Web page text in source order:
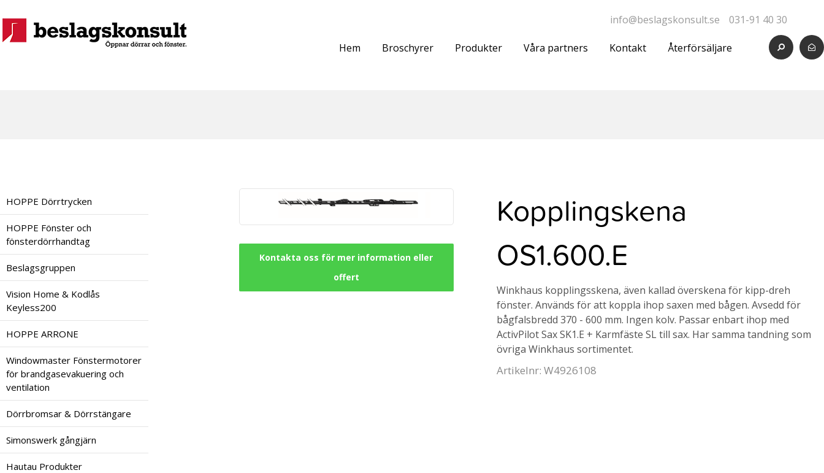
info@beslagskonsult.se 031-91 40 30
Hem Broschyrer Produkter Våra partners Kontakt Återförsäljare
HOPPE Dörrtrycken
HOPPE Fönster och
fönsterdörrhandtag
Beslagsgruppen
Vision Home & Kodlås
Keyless200
HOPPE ARRONE
Windowmaster Fönstermotorer
för brandgasevakuering och
ventilation
Dörrbromsar & Dörrstängare
Simonswerk gångjärn
Hautau Produkter
Kontakta oss för mer information eller
offert
Kopplingskena
OS1.600.E
Winkhaus kopplingsskena, även kallad överskena för kipp-dreh
fönster. Används för att koppla ihop saxen med bågen. Avsedd för
bågfalsbredd 370 - 600 mm. Ingen kolv. Passar enbart ihop med
ActivPilot Sax SK1.E + Karmfäste SL till sax. Har samma tandning som
övriga Winkhaus sortimentet.
Artikelnr: W4926108